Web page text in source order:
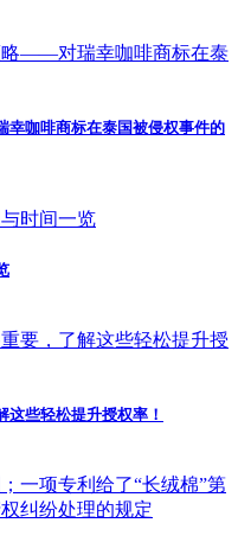
咖啡商标在泰国被侵权事件的
些轻松提升授权率！